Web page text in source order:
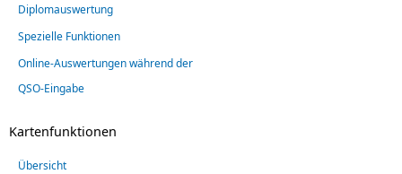
Diplomauswertung
Spezielle Funktionen
Online-Auswertungen während der
QSO-Eingabe
Kartenfunktionen
Übersicht